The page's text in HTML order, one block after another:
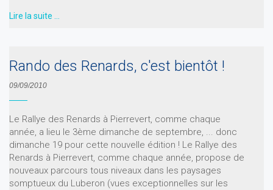
Lire la suite …
Rando des Renards, c'est bientôt !
09/09/2010
Le Rallye des Renards à Pierrevert, comme chaque
année, a lieu le 3ème dimanche de septembre, ... donc
dimanche 19 pour cette nouvelle édition ! Le Rallye des
Renards à Pierrevert, comme chaque année, propose de
nouveaux parcours tous niveaux dans les paysages
somptueux du Luberon (vues exceptionnelles sur les